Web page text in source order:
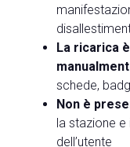
La ricarica
schede,
Non è
la stazione
dell’utente